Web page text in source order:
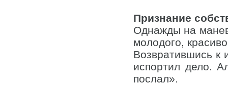
Признание
Однажды на
молодого,
Возвратившись к
испортил дело.
послал».